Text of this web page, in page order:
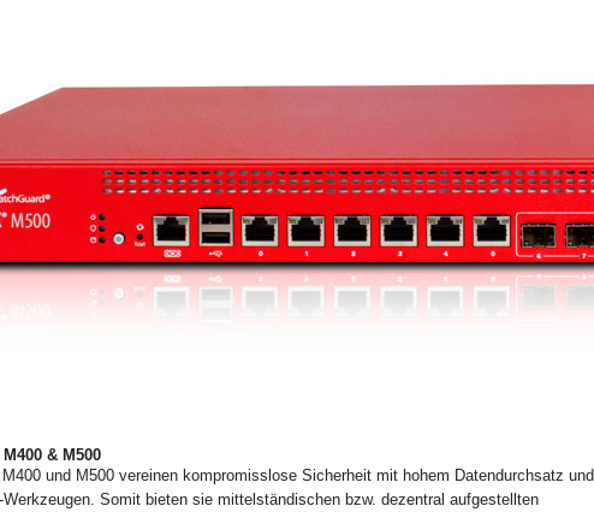
& M500
und M500 vereinen kompromisslose Sicherheit mit hohem Datendurchsatz und
Somit bieten sie mittelständischen bzw. dezentral aufgestellten